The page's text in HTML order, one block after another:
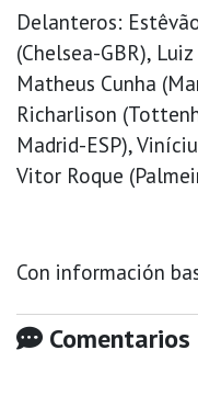
Delanteros:
(Chelsea-GBR),
Matheus Cunha
Richarlison
Madrid-ESP),
Vitor Roque
Con información
Comentarios